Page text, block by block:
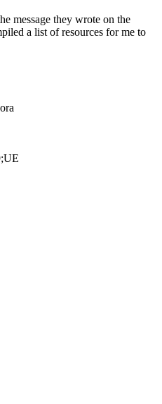
message they wrote on the
a list of resources for me to